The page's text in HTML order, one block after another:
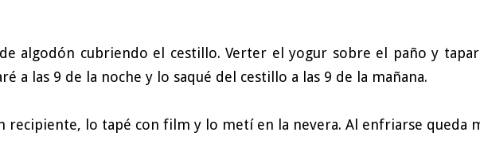
algodón cubriendo el cestillo. Verter el yogur sobre el paño y
a las 9 de la noche y lo saqué del cestillo a las 9 de la mañana.
recipiente, lo tapé con film y lo metí en la nevera. Al enfriarse queda